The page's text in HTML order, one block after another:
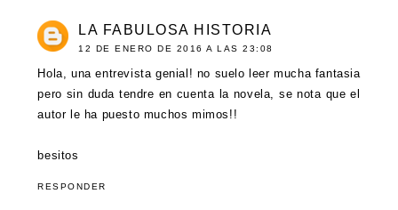
LA FABULOSA HISTORIA
12 DE ENERO DE 2016 A LAS 23:08
Hola, una entrevista genial! no suelo leer mucha fantasia
pero sin duda tendre en cuenta la novela, se nota que el
autor le ha puesto muchos mimos!!
besitos
RESPONDER